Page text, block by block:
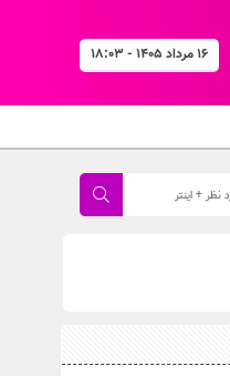
۱۶ مرداد ۱۴۰۵ - ۱۸:۰۳